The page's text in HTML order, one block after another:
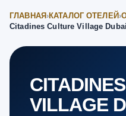
ГЛАВНАЯ ›КАТАЛОГ ОТЕЛЕЙ ›
Citadines Culture Village Dubai
VILLAGE